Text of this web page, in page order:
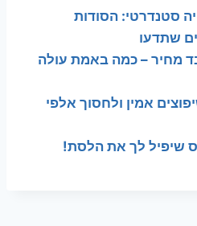
סטנדרטי: הסודות
שתדעו
מחיר – כמה באמת עולה
אמין ולחסוך אלפי
שיפיל לך את הלסת!